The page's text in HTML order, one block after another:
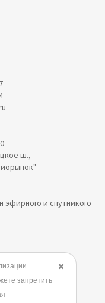
ш.,
и спутникого
данных
✖️
запретить